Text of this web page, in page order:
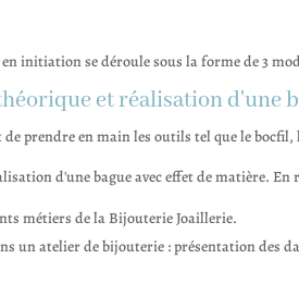
initiation se déroule sous la forme de 3
et réalisation d'une
prendre en main les outils tel que le
d'une bague avec effet de matière.
métiers de la Bijouterie Joaillerie.
un atelier de bijouterie : présentation des